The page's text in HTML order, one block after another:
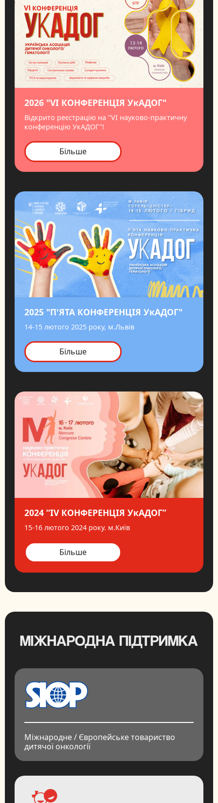
2026 "VI КОНФЕРЕНЦІЯ УкАДОГ"
Відкрито реєстрацію на "VI науково-практичну
конференцію УкАДОГ"!
Більше
2025 "П'ЯТА КОНФЕРЕНЦІЯ УкАДОГ"
14-15 лютого 2025 року, м.Львів
Більше
2024 “IV КОНФЕРЕНЦІЯ УкАДОГ”
15-16 лютого 2024 року. м.Київ
Більше
МІЖНАРОДНА ПІДТРИМКА
Міжнародне / Європейське товариство
дитячої онкології